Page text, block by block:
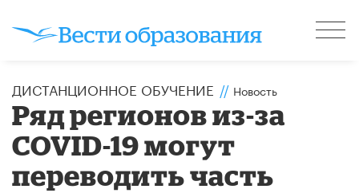
ДИСТАНЦИОННОЕ ОБУЧЕНИЕ // Новость
Ряд регионов из-за
COVID-19 могут
переводить часть